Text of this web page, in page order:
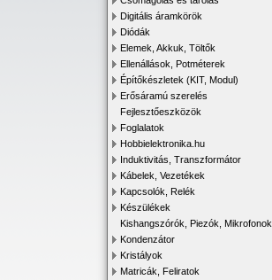
Digitális áramkörök
Diódák
Elemek, Akkuk, Töltők
Ellenállások, Potméterek
Építőkészletek (KIT, Modul)
Erősáramú szerelés
Fejlesztőeszközök
Foglalatok
Hobbielektronika.hu
Induktivitás, Transzformátor
Kábelek, Vezetékek
Kapcsolók, Relék
Készülékek
Kishangszórók, Piezók, Mikrofonok
Kondenzátor
Kristályok
Matricák, Feliratok